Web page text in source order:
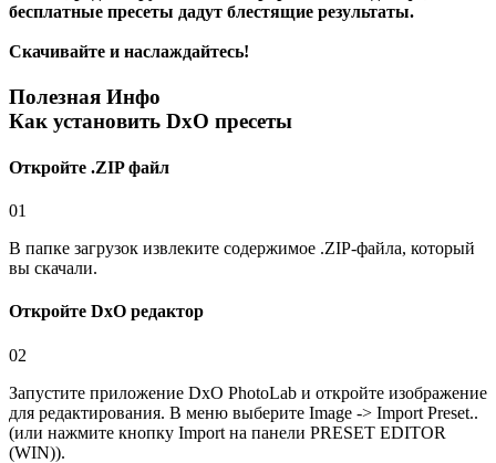
бесплатные пресеты дадут блестящие результаты.
Скачивайте и наслаждайтесь!
Полезная Инфо
Как установить DxO пресеты
Откройте .ZIP файл
01
В папке загрузок извлеките содержимое .ZIP-файла, который
вы скачали.
Откройте DxO редактор
02
Запустите приложение DxO PhotoLab и откройте изображение
для редактирования. В меню выберите Image -> Import Preset..
(или нажмите кнопку Import на панели PRESET EDITOR
(WIN)).